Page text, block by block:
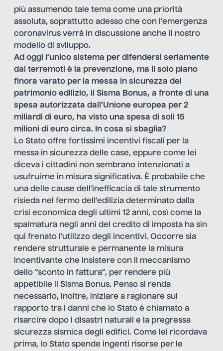
più assumendo tale tema come una priorità
assoluta, soprattutto adesso che con l’emergenza
coronavirus verrà in discussione anche il nostro
modello di sviluppo.
Ad oggi l’unico sistema per difendersi seriamente
dai terremoti è la prevenzione, ma il solo piano
finora varato per la messa in sicurezza del
patrimonio edilizio, il Sisma Bonus, a fronte di una
spesa autorizzata dall’Unione europea per 2
miliardi di euro, ha visto una spesa di soli 15
milioni di euro circa. In cosa si sbaglia?
Lo Stato offre fortissimi incentivi fiscali per la
messa in sicurezza delle case, eppure come lei
diceva i cittadini non sembrano intenzionati a
usufruirne in misura significativa. È probabile che
una delle cause dell’inefficacia di tale strumento
risieda nel fermo dell’edilizia determinato dalla
crisi economica degli ultimi 12 anni, così come la
spalmatura negli anni del credito di imposta ha sin
qui frenato l’utilizzo degli incentivi. Occorre sia
rendere strutturale e permanente la misura
incentivante che insistere con il meccanismo
dello “sconto in fattura”, per rendere più
appetibile il Sisma Bonus. Penso si renda
necessario, inoltre, iniziare a ragionare sul
rapporto tra i danni che lo Stato è chiamato a
risarcire dopo i disastri naturali e la pregressa
sicurezza sismica degli edifici. Come lei ricordava
prima, lo Stato spende ingenti risorse per le